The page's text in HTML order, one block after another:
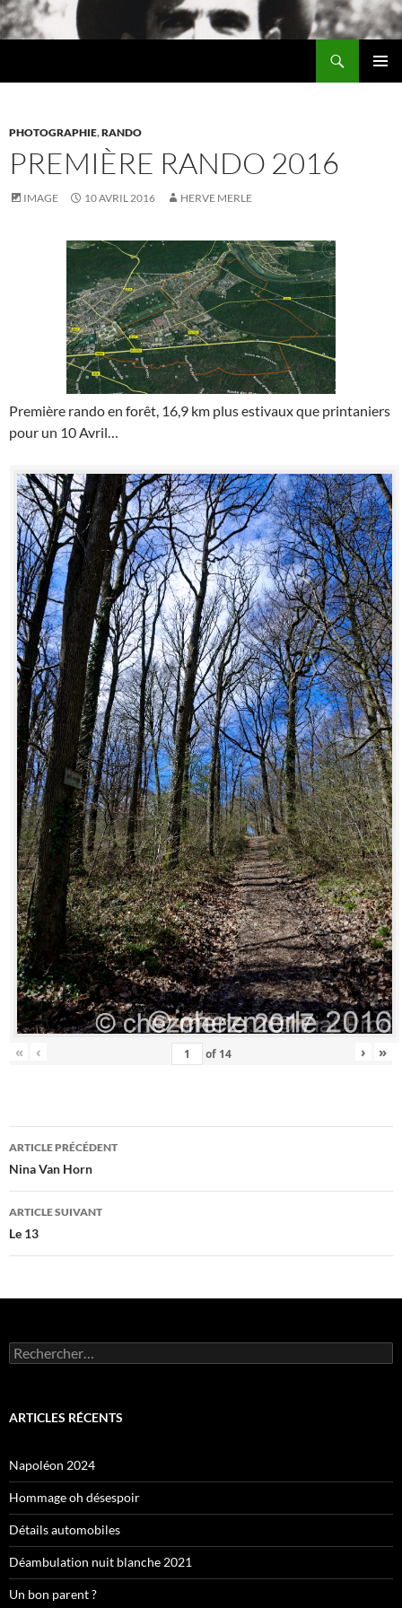
Aller
au
PHOTOGRAPHIE,RANDO
PREMIÈRE RANDO 2016
IMAGE 10 AVRIL 2016 HERVE MERLE
Première rando en forêt, 16,9 km plus estivaux que printaniers
pour un 10 Avril…
« ‹ of 14 › »
Navigation
des
articles
ARTICLE PRÉCÉDENT
Nina Van Horn
ARTICLE SUIVANT
Le 13
Rechercher :
ARTICLES RÉCENTS
Napoléon 2024
Hommage oh désespoir
Détails automobiles
Déambulation nuit blanche 2021
Un bon parent ?